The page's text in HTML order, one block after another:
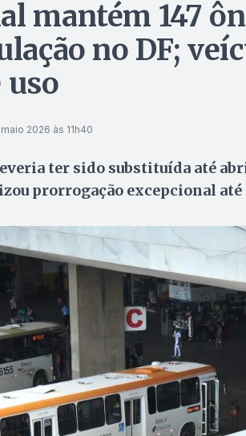
mantém 147
no DF;
uso
2026 às 11h40
ter sido substituída até
prorrogação excepcional até